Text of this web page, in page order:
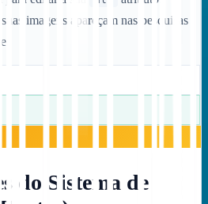
imagens apareçam nas pesquisas
do Sistema de